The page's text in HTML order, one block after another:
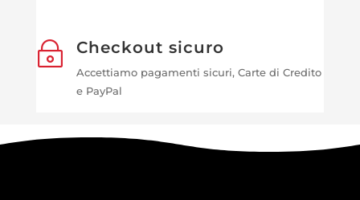
~ Checkout sicuro
Accettiamo pagamenti sicuri, Carte di Credito
e PayPal